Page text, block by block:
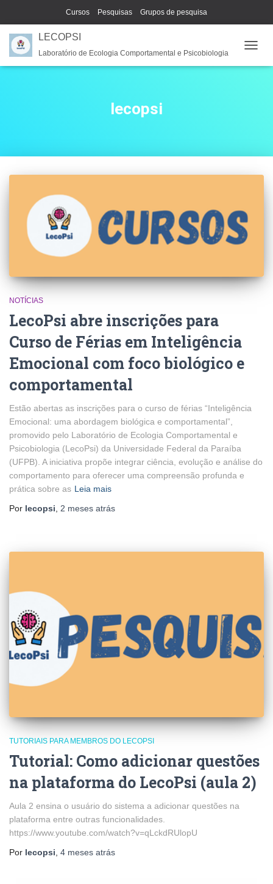
Cursos Pesquisas Grupos de pesquisa
LECOPSI
Laboratório de Ecologia Comportamental e Psicobiologia
lecopsi
NOTÍCIAS
LecoPsi abre inscrições para
Curso de Férias em Inteligência
Emocional com foco biológico e
comportamental
Estão abertas as inscrições para o curso de férias “Inteligência
Emocional: uma abordagem biológica e comportamental”,
promovido pelo Laboratório de Ecologia Comportamental e
Psicobiologia (LecoPsi) da Universidade Federal da Paraíba
(UFPB). A iniciativa propõe integrar ciência, evolução e análise do
comportamento para oferecer uma compreensão profunda e
prática sobre as Leia mais
Por lecopsi 2 meses atrás
TUTORIAIS PARA MEMBROS DO LECOPSI
Tutorial: Como adicionar questões
na plataforma do LecoPsi (aula 2)
Aula 2 ensina o usuário do sistema a adicionar questões na
plataforma entre outras funcionalidades.
https://www.youtube.com/watch?v=qLckdRUlopU
Por lecopsi 4 meses atrás